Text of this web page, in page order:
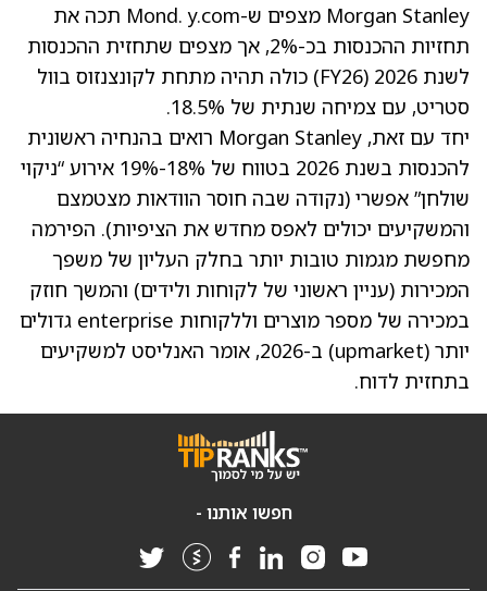
Morgan Stanley מצפים ש-Mond. y.com תכה את
תחזיות ההכנסות בכ-2%, אך מצפים שתחזית ההכנסות
לשנת 2026 (FY26) כולה תהיה מתחת לקונצנזוס בוול
סטריט, עם צמיחה שנתית של 18.5%.
יחד עם זאת, Morgan Stanley רואים בהנחיה ראשונית
להכנסות בשנת 2026 בטווח של 18%-19% אירוע “ניקוי
שולחן” אפשרי (נקודה שבה חוסר הוודאות מצטמצם
והמשקיעים יכולים לאפס מחדש את הציפיות). הפירמה
מחפשת מגמות טובות יותר בחלק העליון של משפך
המכירות (עניין ראשוני של לקוחות ולידים) והמשך חוזק
במכירה של מספר מוצרים וללקוחות enterprise גדולים
יותר (upmarket) ב-2026, אומר האנליסט למשקיעים
בתחזית לדוח.
חפשו אותנו -